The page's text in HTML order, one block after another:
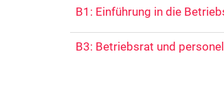
B1: Einführung in die
B3: Betriebsrat und